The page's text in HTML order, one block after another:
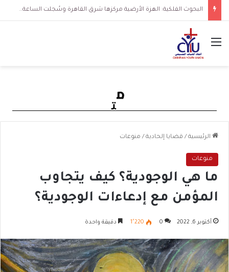
البحوث الفلكية: الهزة الأرضية مركزها شرق القاهرة وسُجلت الساعة 3 فجرا و36 ثانية
القائمة
الرئيسية / قضايا إلحادية / منوعات
منوعات
ما هي الوجودية؟ كيف يتجاوب
المؤمن مع إدعاءات الوجودية؟
أكتوبر 6, 2022 0 1٬220 دقيقة واحدة